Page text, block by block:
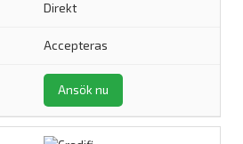
Direkt
Accepteras
Ansök nu